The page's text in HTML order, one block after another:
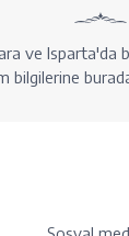
ve Isparta'da
bilgilerine